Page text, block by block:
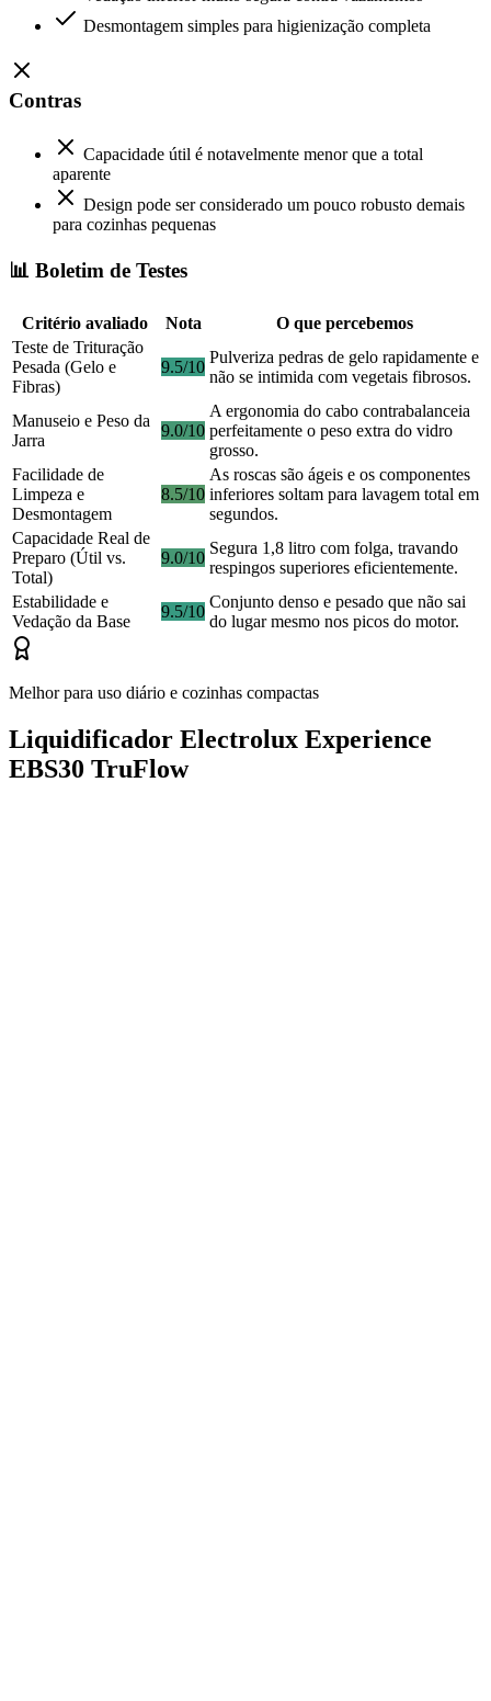
Desmontagem simples para higienização completa
Contras
Capacidade útil é notavelmente menor que a total
aparente
Design pode ser considerado um pouco robusto demais
para cozinhas pequenas
📊 Boletim de Testes
Critério avaliado Nota
O que percebemos
Teste de Trituração
Pesada (Gelo e
Fibras)
9.5/10
Pulveriza pedras de gelo rapidamente e
não se intimida com vegetais fibrosos.
Manuseio e Peso da
Jarra
9.0/10
A ergonomia do cabo contrabalanceia
perfeitamente o peso extra do vidro
grosso.
Facilidade de
Limpeza e
Desmontagem
8.5/10
As roscas são ágeis e os componentes
inferiores soltam para lavagem total em
segundos.
Capacidade Real de
Preparo (Útil vs.
Total)
9.0/10
Segura 1,8 litro com folga, travando
respingos superiores eficientemente.
Estabilidade e
Vedação da Base
9.5/10
Conjunto denso e pesado que não sai
do lugar mesmo nos picos do motor.
Melhor para uso diário e cozinhas compactas
Liquidificador Electrolux Experience
EBS30 TruFlow